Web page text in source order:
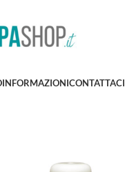
INFORMAZIONICONTATTACI